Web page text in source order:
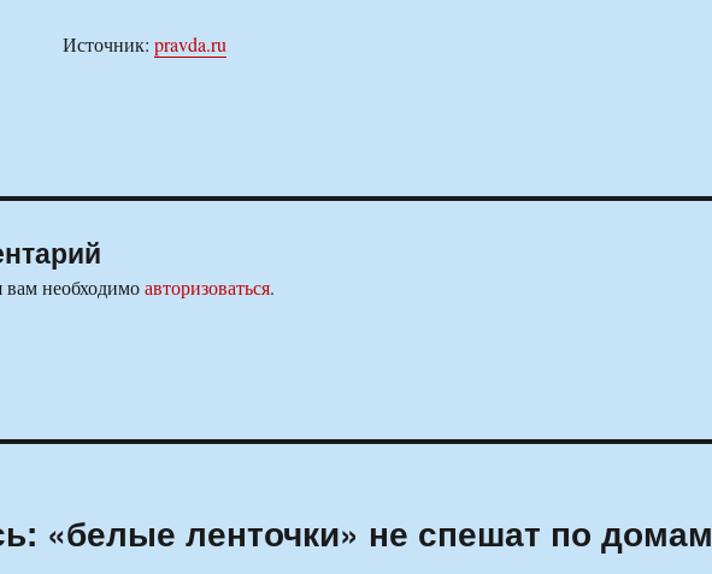
Источник: pravda.ru
вам необходимоавторизоваться.
«белые ленточки» не спешат по домам